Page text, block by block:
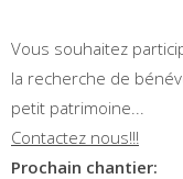
Vous souhaitez
la recherche de
petit patrimoine...
Contactez nous!!!
Prochain chantier: